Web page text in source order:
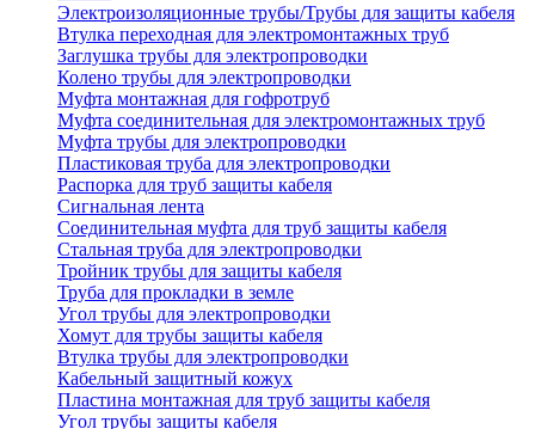
Электроизоляционные трубы/Трубы для защиты кабеля
Втулка переходная для электромонтажных труб
Заглушка трубы для электропроводки
Колено трубы для электропроводки
Муфта монтажная для гофротруб
Муфта соединительная для электромонтажных труб
Муфта трубы для электропроводки
Пластиковая труба для электропроводки
Распорка для труб защиты кабеля
Сигнальная лента
Соединительная муфта для труб защиты кабеля
Стальная труба для электропроводки
Тройник трубы для защиты кабеля
Труба для прокладки в земле
Угол трубы для электропроводки
Хомут для трубы защиты кабеля
Втулка трубы для электропроводки
Кабельный защитный кожух
Пластина монтажная для труб защиты кабеля
Угол трубы защиты кабеля